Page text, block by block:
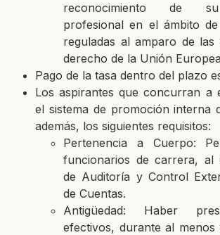
reconocimiento de
profesional en el ámbito
reguladas al amparo de las
derecho de la Unión
Pago de la tasa dentro del plazo
Los aspirantes que concurran a
el sistema de promoción interna
además, los siguientes requisitos:
Pertenencia a Cuerpo:
funcionarios de carrera, al
de Auditoría y Control
de Cuentas.
Antigüedad: Haber
efectivos, durante al